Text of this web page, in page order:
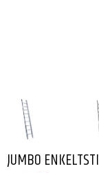
JUMBO